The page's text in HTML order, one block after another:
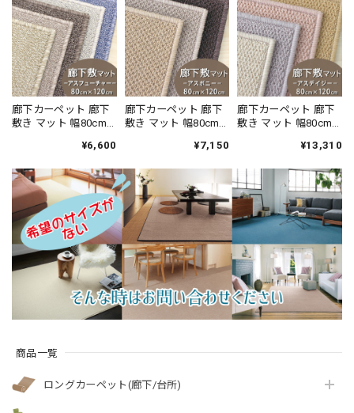
商品一覧
ロングカーペット(廊下/台所)
廊下カーペット 廊下
敷き マット 幅80cm×
全の「SEK 抗ウイル
加工」雰囲気のある
杢調 無地 ループタイ
プ 全5色 防炎ラベル
付『アスフューチャ
ー/FUT』
¥6,600
廊下カーペット 廊下
敷き マット 幅80cm×
く遊び毛出にくい素
い♪ 波紋のような上
質感のあるテクスチ
ャー 無地 ループ カー
ペット全3色 防炎ラベ
ル付『アスボニ
ー/BNI』
¥7,150
廊下カーペット 廊下
敷き マット 幅80cm×
ーズ カーペット「消
効果でイヤな臭いの
元を90％以上カッ
ト！優しい色合いの
天然素材ウール100％
無地 ループ カーペッ
ト全4色 防炎ラベル付
『アスデイジ
ー/DSY』
¥13,310